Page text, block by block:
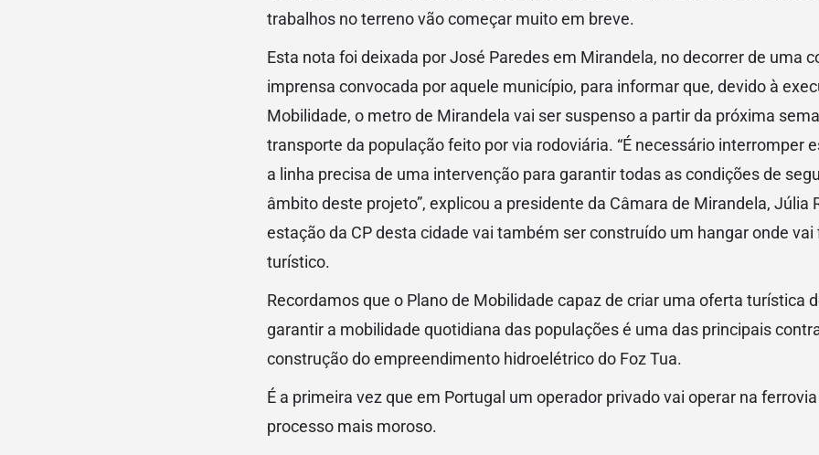
trabalhos no terreno vão começar muito em breve.
Esta nota foi deixada por José Paredes em Mirandela, no decorrer de uma
imprensa convocada por aquele município, para informar que, devido à
Mobilidade, o metro de Mirandela vai ser suspenso a partir da próxima
transporte da população feito por via rodoviária. “É necessário interromper
a linha precisa de uma intervenção para garantir todas as condições de
âmbito deste projeto”, explicou a presidente da Câmara de Mirandela, Júlia
estação da CP desta cidade vai também ser construído um hangar onde
turístico.
Recordamos que o Plano de Mobilidade capaz de criar uma oferta turística
garantir a mobilidade quotidiana das populações é uma das principais
construção do empreendimento hidroelétrico do Foz Tua.
É a primeira vez que em Portugal um operador privado vai operar na
processo mais moroso.